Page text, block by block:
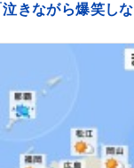
泣きながら爆笑し
お大祝福